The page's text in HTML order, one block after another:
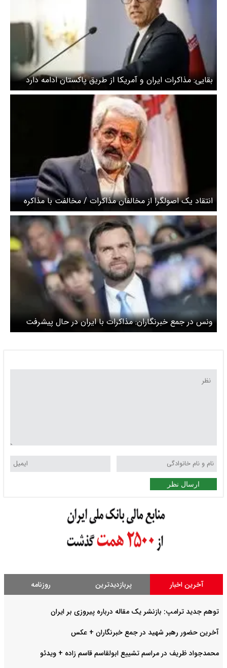
بقایی: مذاکرات ایران و آمریکا از طریق پاکستان ادامه دارد
انتقاد یک اصولگرا از مخالفان مذاکرات / مخالفت با مذاکره
نشانه عدم درک صحیح از حکمرانی است
ونس در جمع خبرنگاران: مذاکرات با ایران در حال پیشرفت
است
ارسال نظر
آخرین اخبار پربازدیدترین روزنامه
توهم جدید ترامپ: بازنشر یک مقاله درباره پیروزی بر ایران
آخرین حضور رهبر شهید در جمع خبرنگاران + عکس
محمدجواد ظریف در مراسم تشییع ابولقاسم قاسم زاده + ویدئو